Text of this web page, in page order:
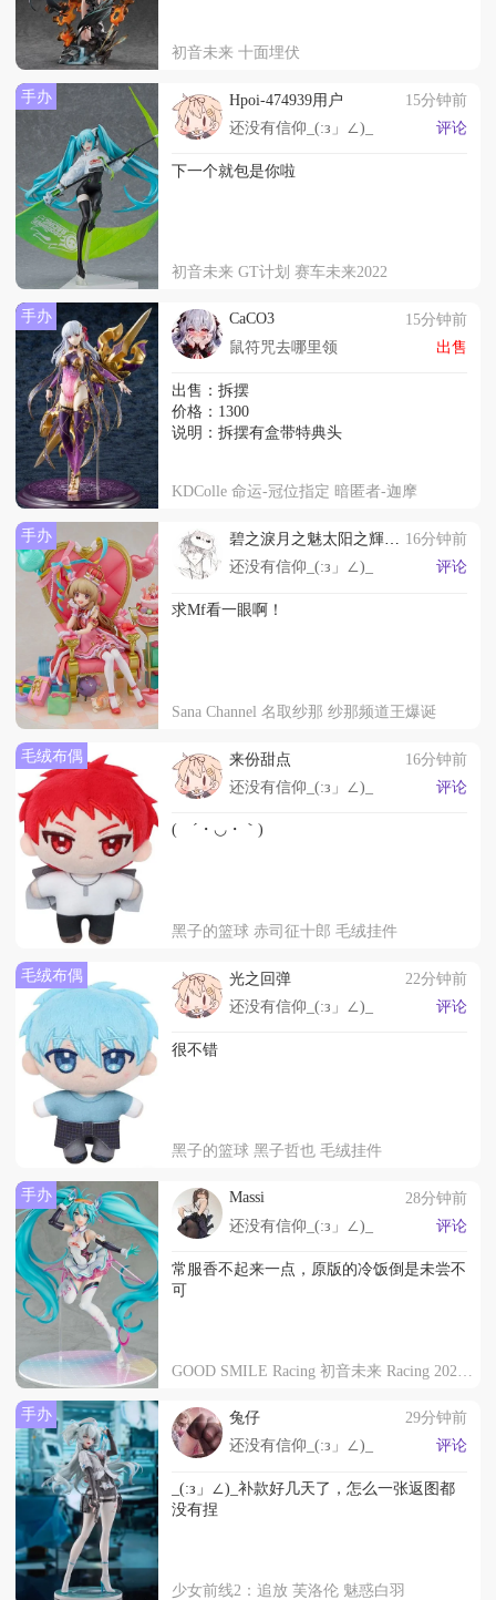
初音未来 十面埋伏
手办 Hpoi-474939用户
15分钟前
还没有信仰_(:з」∠)_
评论
下一个就包是你啦
初音未来 GT计划 赛车未来2022
手办 CaCO3
15分钟前
鼠符咒去哪里领
出售
出售：拆摆
价格：1300
说明：拆摆有盒带特典头
KDColle 命运-冠位指定 暗匿者-迦摩
手办
碧之淚月之魅太阳之輝蝶
之㵲萤之華
16分钟前
还没有信仰_(:з」∠)_
评论
求Mf看一眼啊！
Sana Channel 名取纱那 纱那频道王爆诞
毛绒布偶 来份甜点
16分钟前
还没有信仰_(:з」∠)_
评论
( ´・◡・｀)
黑子的篮球 赤司征十郎 毛绒挂件
毛绒布偶 光之回弹
22分钟前
还没有信仰_(:з」∠)_
评论
很不错
黑子的篮球 黑子哲也 毛绒挂件
手办 Massi
28分钟前
还没有信仰_(:з」∠)_
评论
常服香不起来一点，原版的冷饭倒是未尝不
可
手办 兔仔
29分钟前
还没有信仰_(:з」∠)_
评论
_(:з」∠)_补款好几天了，怎么一张返图都
没有捏
少女前线2：追放 芙洛伦 魅惑白羽